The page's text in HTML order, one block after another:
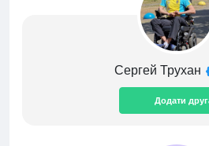
Сергей Трухан
Додати